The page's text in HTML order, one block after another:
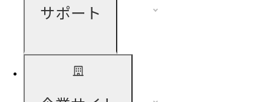
サポート